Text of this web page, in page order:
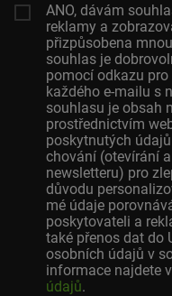
ANO, dávám
reklamy a
přizpůsobena
souhlas je
pomocí odkazu
každého e-mailu s
souhlasu je obsah
prostřednictvím
poskytnutých
chování (otevírání
newsletteru) pro
důvodu
mé údaje
poskytovateli a
také přenos dat do
osobních údajů v
informace najdete
údajů.